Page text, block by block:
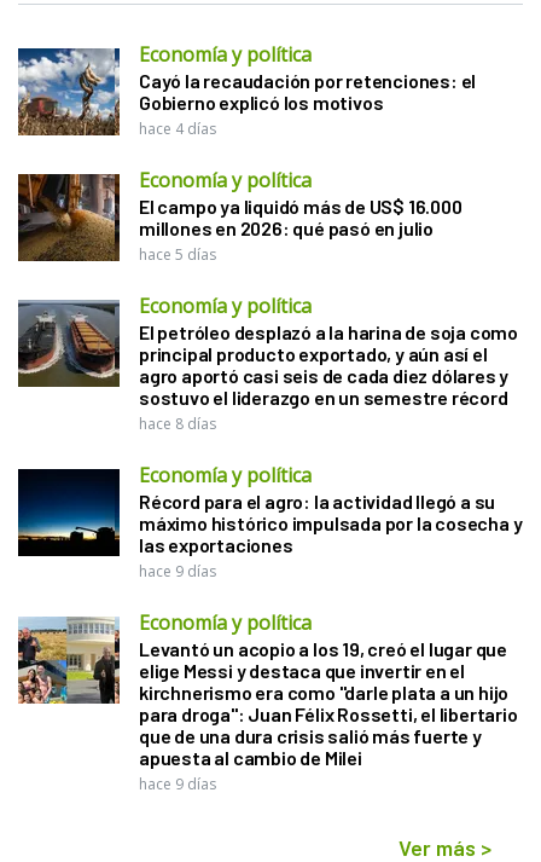
Economía y política
Cayó la recaudación por retenciones: el
Gobierno explicó los motivos
hace 4 días
Economía y política
El campo ya liquidó más de US$ 16.000
millones en 2026: qué pasó en julio
hace 5 días
Economía y política
El petróleo desplazó a la harina de soja como
principal producto exportado, y aún así el
agro aportó casi seis de cada diez dólares y
sostuvo el liderazgo en un semestre récord
hace 8 días
Economía y política
Récord para el agro: la actividad llegó a su
máximo histórico impulsada por la cosecha y
las exportaciones
hace 9 días
Economía y política
Levantó un acopio a los 19, creó el lugar que
elige Messi y destaca que invertir en el
kirchnerismo era como "darle plata a un hijo
para droga": Juan Félix Rossetti, el libertario
que de una dura crisis salió más fuerte y
apuesta al cambio de Milei
hace 9 días
Ver más >